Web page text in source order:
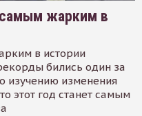
самым жарким в
в истории
бились один за
изучению изменения
этот год станет самым